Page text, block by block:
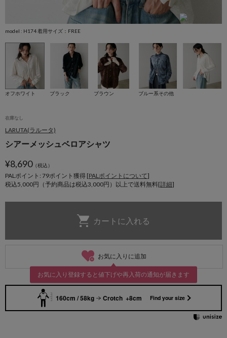
model : H174 着用サイズ：FREE
オフホワイト ブラック ブラウン ブルー系その他
在庫なし
LARUTA(ラルータ)
シアーメッシュベロアシャツ
¥8,690（税込）
PALポイント: 79ポイント獲得 [PALポイントについて]
税込5,000円（予約商品は税込3,000円）以上で送料無料[詳細]
お気に入りに追加
お気に入り登録すると値下げや再入荷の通知が届きます
160cm / 58kg Crotch +8cm Find your size